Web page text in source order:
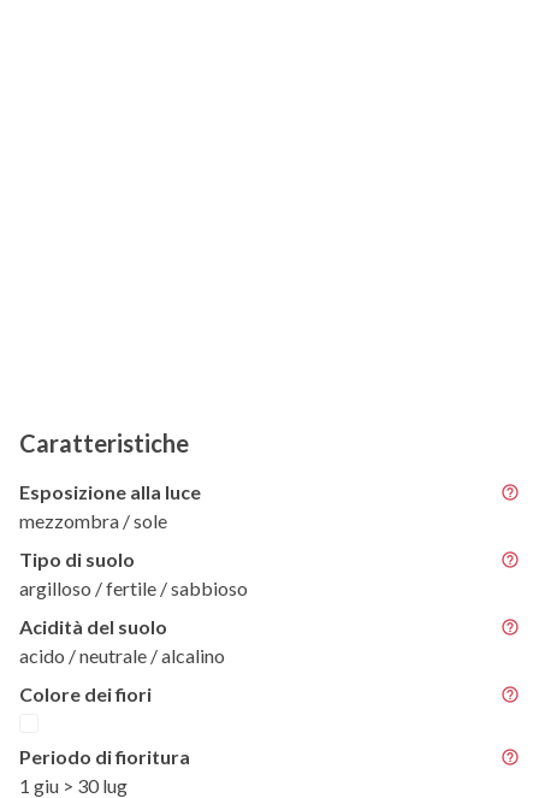
Caratteristiche
Esposizione alla luce
mezzombra / sole
Tipo di suolo
argilloso / fertile / sabbioso
Acidità del suolo
acido / neutrale / alcalino
Colore dei fiori
Periodo di fioritura
1 giu > 30 lug